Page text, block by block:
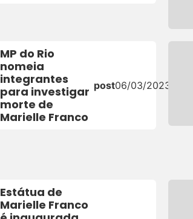
MP do Rio
nomeia
integrantes
para investigar
morte de
Marielle Franco
post06/03/2023
Estátua de
Marielle Franco